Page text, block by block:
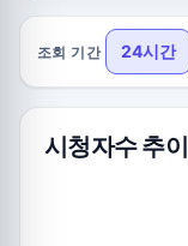
조회 기간 24시간
시청자수 추이